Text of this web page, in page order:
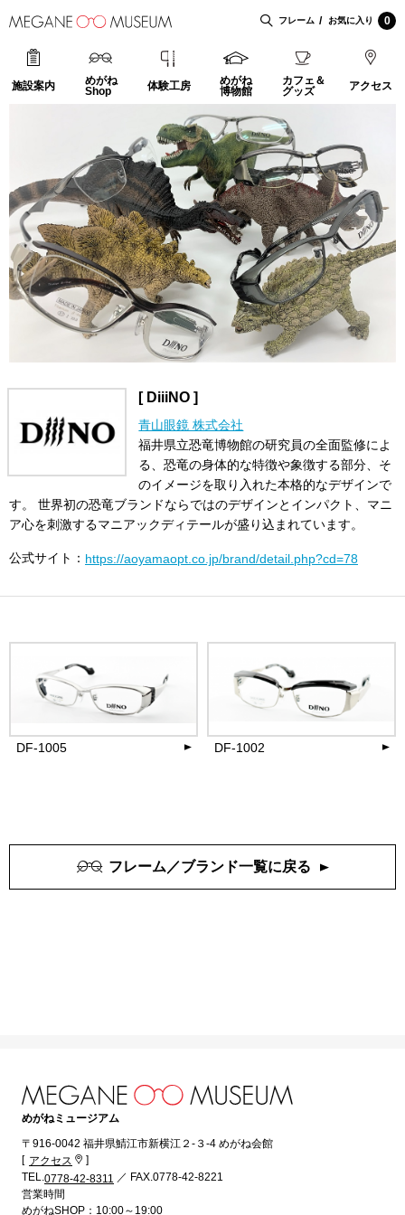
フレーム お気に入り 0
施設案内
めがね
Shop
体験工房
めがね
博物館
カフェ＆
グッズ
アクセス
[ DiiiNO ]
青山眼鏡 株式会社
福井県立恐竜博物館の研究員の全面監修によ
る、恐竜の身体的な特徴や象徴する部分、そ
のイメージを取り入れた本格的なデザインで
す。 世界初の恐竜ブランドならではのデザインとインパクト、マニ
ア心を刺激するマニアックディテールが盛り込まれています。
公式サイト： https://aoyamaopt.co.jp/brand/detail.php?cd=78
DF-1005 DF-1002
フレーム／ブランド一覧に戻る
めがねミュージアム
〒916-0042 福井県鯖江市新横江２-３-4 めがね会館
[ アクセス
]
TEL. 0778-42-8311
／ FAX.0778-42-8221
営業時間
めがねSHOP：10:00～19:00